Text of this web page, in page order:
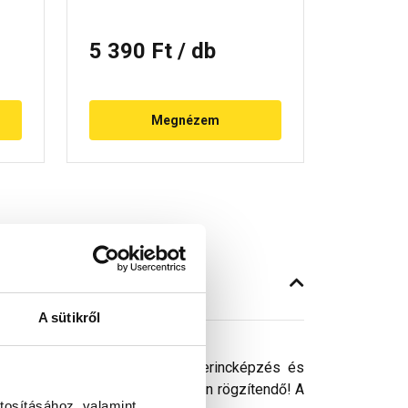
A sütikről
5 390 Ft / db
Megnézem
egyszerűbb a gerincképzés és
rögzítővel viharállóan rögzítendő! A